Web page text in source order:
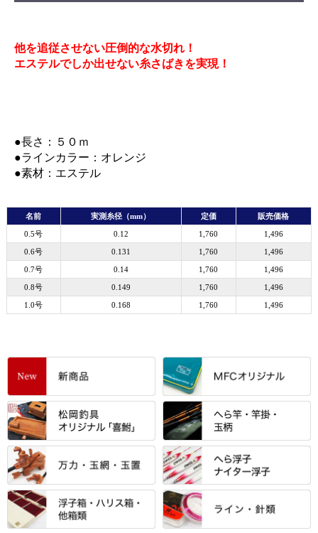
他を追従させない圧倒的な水切れ！
エステルでしか出せない糸さばきを実現！
●長さ：５０ｍ
●ラインカラー：オレンジ
●素材：エステル
名前 実測糸径（mm） 定価 販売価格
0.5号 0.12 1,760 1,496
0.6号 0.131 1,760 1,496
0.7号 0.14 1,760 1,496
0.8号 0.149 1,760 1,496
1.0号 0.168 1,760 1,496
すべて
「雅（みやび）」シリーズ・エ
ントＰＬＵＳシリーズ
エントラント・ＳＰＷシリーズ
スモールクロコダイルシリーズ
すべて
「至高」シリーズ
万力付お膳
すべて
シマノ
ダイワ
すべて
当店オリジナル「勝俊」作
すべて
忠相・一志